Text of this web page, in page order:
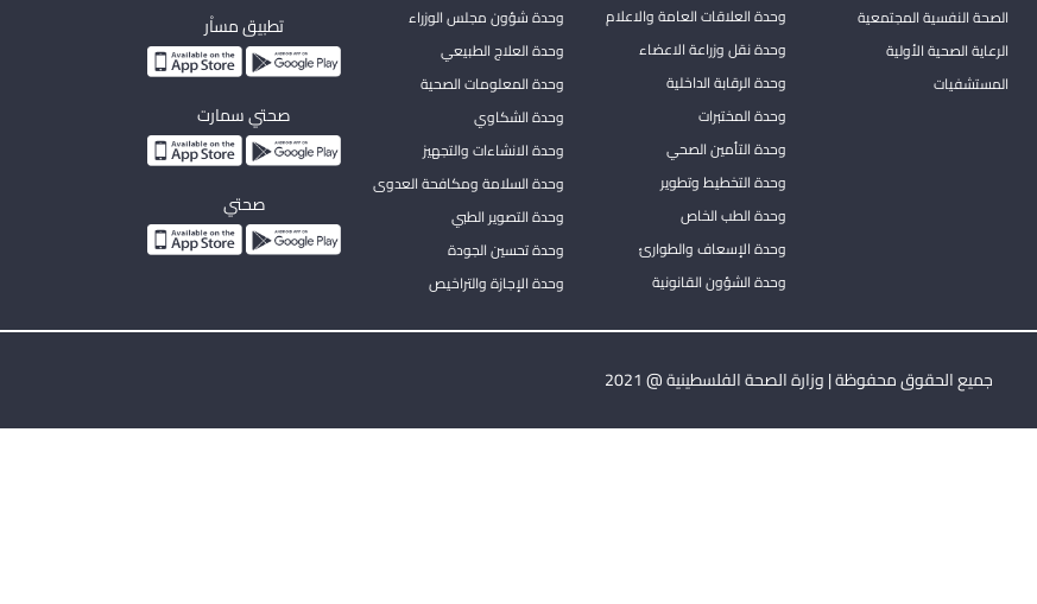
الصحة النفسية المجتمعية
الرعاية الصحية الأولية
المستشفيات
وحدة العلاقات العامة والاعلام
وحدة نقل وزراعة الاعضاء
وحدة الرقابة الداخلية
وحدة المختبرات
وحدة التأمين الصحي
وحدة التخطيط وتطوير
وحدة الطب الخاص
وحدة الإسعاف والطوارئ
وحدة الشؤون القانونية
وحدة شؤون مجلس الوزراء
وحدة العلاج الطبيعي
وحدة المعلومات الصحية
وحدة الشكاوي
وحدة الانشاءات والتجهيز
وحدة السلامة ومكافحة العدوى
وحدة التصوير الطبي
وحدة تحسين الجودة
وحدة الإجازة والتراخيص
تطبيق مساْر
صحتي سمارت
صحتي
جميع الحقوق محفوظة | وزارة الصحة الفلسطينية @ 2021